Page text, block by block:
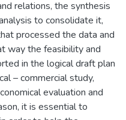
relations, the synthesis
to consolidate it,
processed the data and
way the feasibility and
in the logical draft plan
– commercial study,
evaluation and
it is essential to